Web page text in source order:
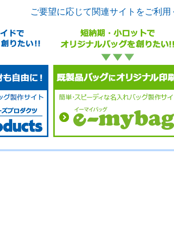
ご要望に応じて関連サイトをご利用